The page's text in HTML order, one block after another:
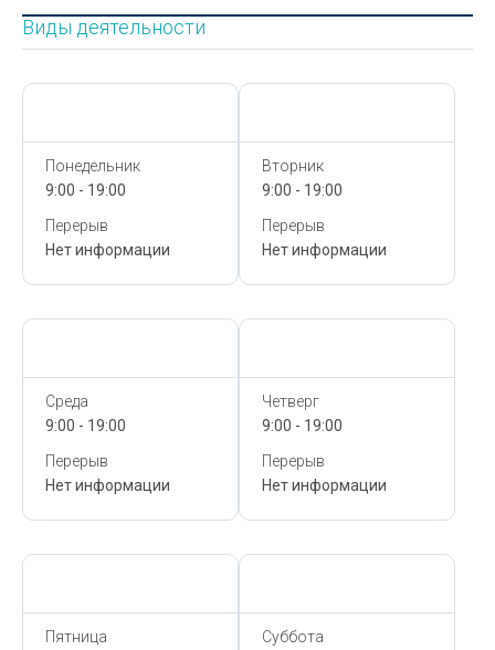
Виды деятельности
Понедельник
9:00 - 19:00
Перерыв
Нет информации
Вторник
9:00 - 19:00
Перерыв
Нет информации
Среда
9:00 - 19:00
Перерыв
Нет информации
Четверг
9:00 - 19:00
Перерыв
Нет информации
Пятница
Суббота